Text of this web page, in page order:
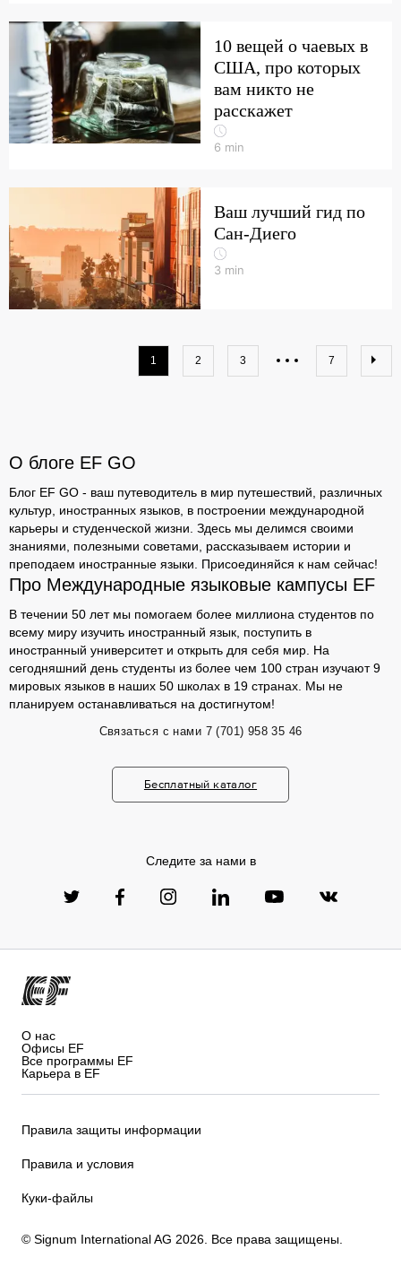
10 вещей о чаевых в
США, про которых
вам никто не
расскажет
6 min
Ваш лучший гид по
Сан-Диего
3 min
1 2 3 7
О блоге EF GO
Блог EF GO - ваш путеводитель в мир путешествий, различных
культур, иностранных языков, в построении международной
карьеры и студенческой жизни. Здесь мы делимся своими
знаниями, полезными советами, рассказываем истории и
преподаем иностранные языки. Присоединяйся к нам сейчас!
Про Международные языковые кампусы EF
В течении 50 лет мы помогаем более миллиона студентов по
всему миру изучить иностранный язык, поступить в
иностранный университет и открыть для себя мир. На
сегодняшний день студенты из более чем 100 стран изучают 9
мировых языков в наших 50 школах в 19 странах. Мы не
планируем останавливаться на достигнутом!
Связаться с нами 7 (701) 958 35 46
Бесплатный каталог
Следите за нами в
О нас
Офисы EF
Все программы EF
Карьера в EF
Правила защиты информации
Правила и условия
Куки-файлы
© Signum International AG 2026. Все права защищены.